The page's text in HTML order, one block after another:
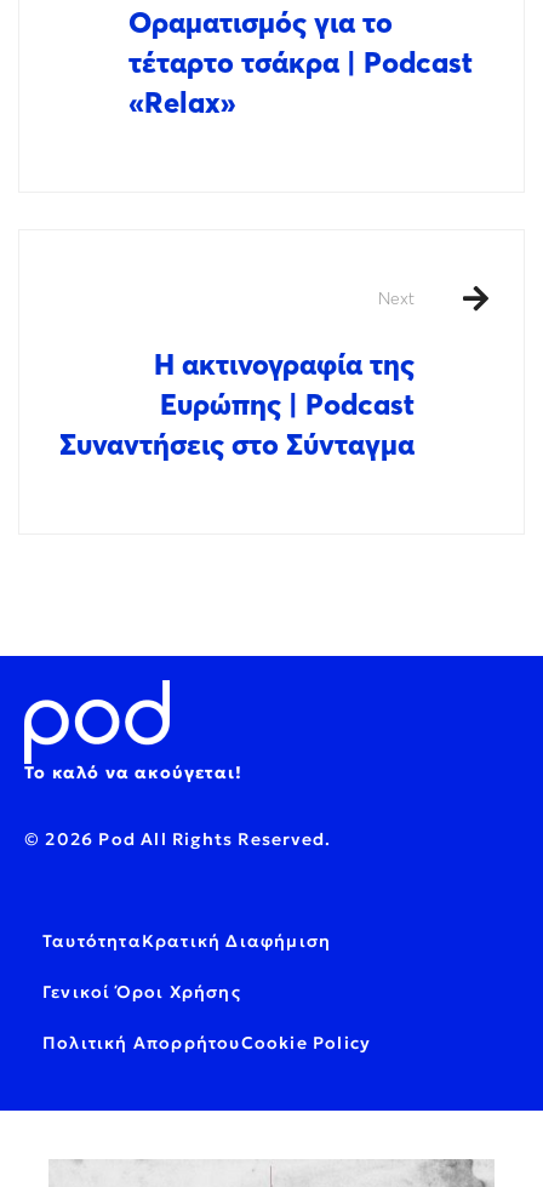
Οραματισμός για το
τέταρτο τσάκρα | Podcast
«Relax»
Next
Η ακτινογραφία της
Ευρώπης | Podcast
Συναντήσεις στο Σύνταγμα
Το καλό να ακούγεται!
© 2026 Pod All Rights Reserved.
ΤαυτότηταΚρατική Διαφήμιση
Γενικοί Όροι Χρήσης
Πολιτική ΑπορρήτουCookie Policy